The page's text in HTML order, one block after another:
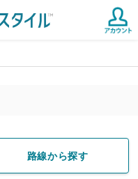
路線から探す